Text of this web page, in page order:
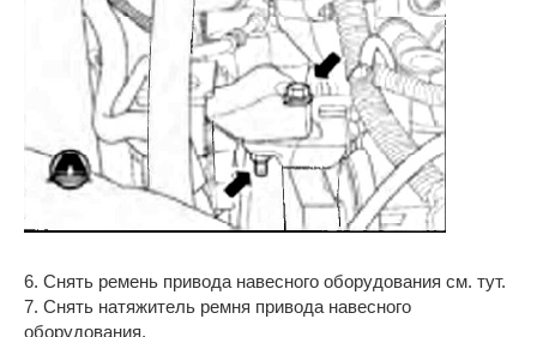
6. Снять ремень привода навесного оборудования см. тут.
7. Снять натяжитель ремня привода навесного
оборудования.